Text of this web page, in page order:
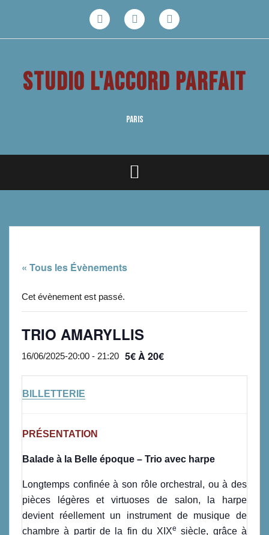
STUDIO L'ACCORD PARFAIT
PARIS
« Tous les Évènements
Cet évènement est passé.
TRIO AMARYLLIS
16/06/2025-20:00 - 21:20 5€ À 20€
BILLETTERIE
PRÉSENTATION
Balade à la Belle époque – Trio avec harpe
Longtemps confinée à son rôle orchestral, ou à des
pièces légères et virtuoses de salon, la harpe
devient réellement un instrument de musique de
chambre à partir de la fin du XIXe siècle, grâce à